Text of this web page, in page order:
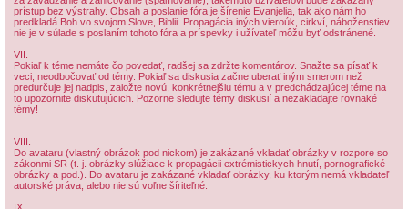
prístup bez výstrahy. Obsah a poslanie fóra je šírenie Evanjelia, tak ako nám ho
predkladá Boh vo svojom Slove, Biblii. Propagácia iných vieroúk, cirkví, náboženstiev
nie je v súlade s poslaním tohoto fóra a príspevky i užívateľ môžu byť odstránené.
VII.
Pokiaľ k téme nemáte čo povedať, radšej sa zdržte komentárov. Snažte sa písať k
veci, neodbočovať od témy. Pokiaľ sa diskusia začne uberať iným smerom než
predurčuje jej nadpis, založte novú, konkrétnejšiu tému a v predchádzajúcej téme na
to upozornite diskutujúcich. Pozorne sledujte témy diskusií a nezakladajte rovnaké
témy!
VIII.
Do avataru (vlastný obrázok pod nickom) je zakázané vkladať obrázky v rozpore so
zákonmi SR (t. j. obrázky slúžiace k propagácii extrémistickych hnutí, pornografické
obrázky a pod.). Do avataru je zakázané vkladať obrázky, ku ktorým nemá vkladateľ
autorské práva, alebo nie sú voľne šíriteľné.